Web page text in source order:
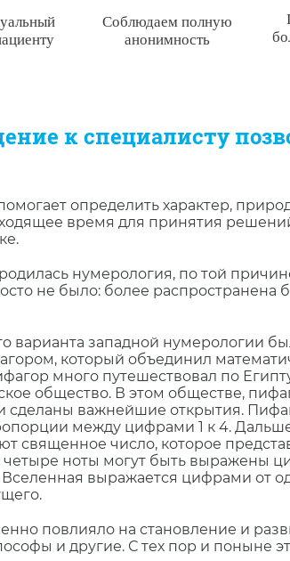
Соблюдаем полную
анонимность
к специалисту
определить характер,
время для принятия
нумерология, по той
не было: более
западной нумерологии
который объединил
много путешествовал по
общество. В этом обществе,
сделаны важнейшие открытия.
между цифрами 1 к 4.
священное число, которое
ноты могут быть выражены
выражается цифрами от
повлияло на становление и
и другие. С тех пор и поныне